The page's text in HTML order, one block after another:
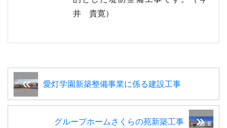
井 貴寛）
愛灯学園新築整備事業に係る建設工事
グループホームさくらの苑新築工事